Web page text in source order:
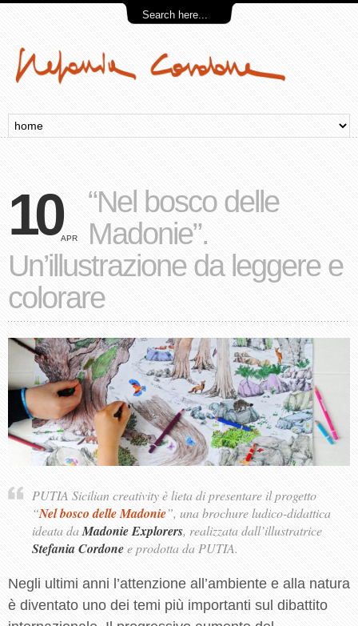
10APR
“Nel bosco delle
Madonie”.
Un’illustrazione da leggere e
colorare
PUTIA Sicilian creativity è lieta di presentare il progetto
“Nel bosco delle Madonie”, una brochure ludico-didattica
ideata daMadonie Explorers, realizzata dall’illustratrice
Stefania Cordonee prodotta da PUTIA.
Negli ultimi anni l’attenzione all’ambiente e alla natura
è diventato uno dei temi più importanti sul dibattito